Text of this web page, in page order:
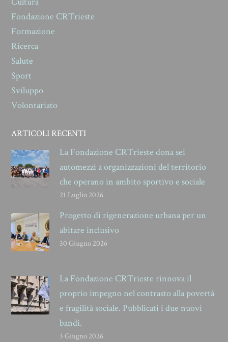
Fondazione CRTrieste
Formazione
Ricerca
Salute
Sport
Sviluppo
Volontariato
ARTICOLI RECENTI
La Fondazione CRTrieste dona sei
automezzi a organizzazioni del territorio
che operano in ambito sportivo e sociale
21 Luglio 2026
Progetto di rigenerazione urbana per un
abitare inclusivo
30 Giugno 2026
La Fondazione CRTrieste rinnova il
proprio impegno nel contrasto alla povertà
e fragilità sociale. Pubblicati i due nuovi
bandi.
3 Giugno 2026